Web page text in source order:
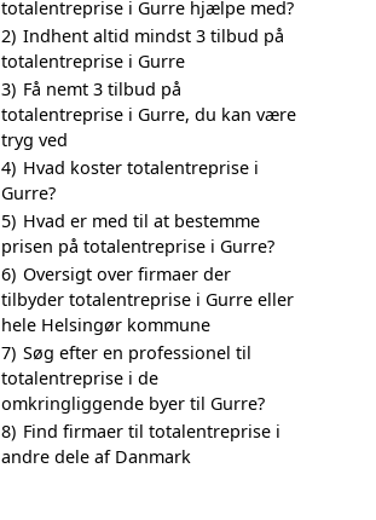
totalentreprise i Gurre hjælpe med?
2) Indhent altid mindst 3 tilbud på
totalentreprise i Gurre
3) Få nemt 3 tilbud på
totalentreprise i Gurre, du kan være
tryg ved
4) Hvad koster totalentreprise i
Gurre?
5) Hvad er med til at bestemme
prisen på totalentreprise i Gurre?
6) Oversigt over firmaer der
tilbyder totalentreprise i Gurre eller
hele Helsingør kommune
7) Søg efter en professionel til
totalentreprise i de
omkringliggende byer til Gurre?
8) Find firmaer til totalentreprise i
andre dele af Danmark